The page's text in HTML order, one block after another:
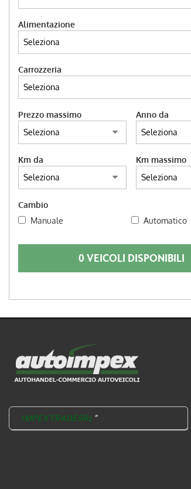
Alimentazione
Carrozzeria
Prezzo massimo Anno da
Km da Km massimo
Cambio
Manuale
Automatico
0 VEICOLI DISPONIBILI
IMPEXTRADESRL